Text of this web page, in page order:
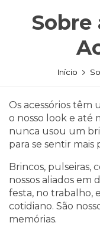
Sobre
Início
Os acessórios
o nosso look e até
nunca usou um
para se sentir mais
Brincos, pulseiras,
nossos aliados em
festa, no trabalho,
cotidiano. São
memórias.